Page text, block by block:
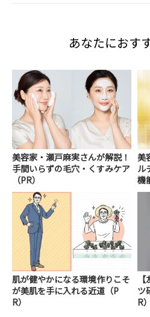
あなたにおす
美容家・瀬戸麻実さんが解説！
手間いらずの毛穴・くすみケア
（PR）
美
ル
機
肌が健やかになる環境作りこそ
が美肌を手に入れる近道（P
R）
ツ
R）